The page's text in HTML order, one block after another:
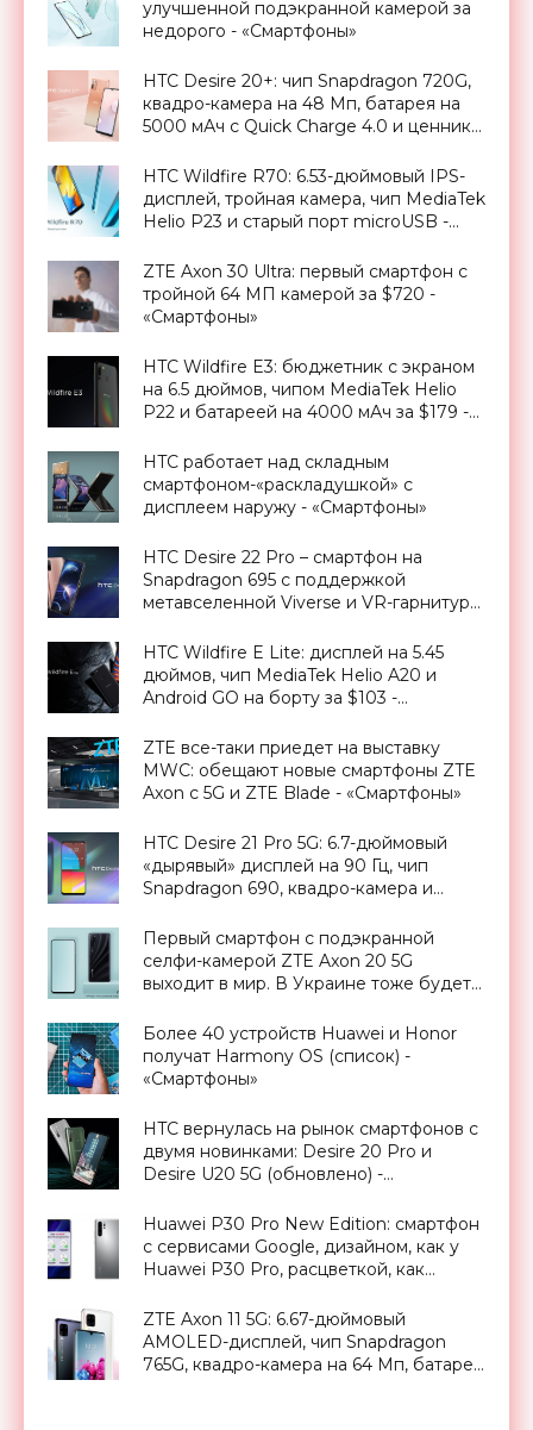
улучшенной подэкранной камерой за
недорого - «Смартфоны»
HTC Desire 20+: чип Snapdragon 720G,
квадро-камера на 48 Мп, батарея на
5000 мАч с Quick Charge 4.0 и ценник в
HTC Wildfire R70: 6.53-дюймовый IPS-
дисплей, тройная камера, чип MediaTek
Helio P23 и старый порт microUSB -
ZTE Axon 30 Ultra: первый смартфон с
тройной 64 МП камерой за $720 -
«Смартфоны»
HTC Wildfire E3: бюджетник c экраном
на 6.5 дюймов, чипом MediaTek Helio
P22 и батареей на 4000 мАч за $179 -
HTC работает над складным
смартфоном-«раскладушкой» с
дисплеем наружу - «Смартфоны»
HTC Desire 22 Pro – смартфон на
Snapdragon 695 с поддержкой
метавселенной Viverse и VR-гарнитуры
HTC Wildfire E Lite: дисплей на 5.45
дюймов, чип MediaTek Helio A20 и
Android GO на борту за $103 -
ZTE все-таки приедет на выставку
MWC: обещают новые смартфоны ZTE
Axon с 5G и ZTE Blade - «Смартфоны»
HTC Desire 21 Pro 5G: 6.7-дюймовый
«дырявый» дисплей на 90 Гц, чип
Snapdragon 690, квадро-камера и
Первый смартфон с подэкранной
селфи-камерой ZTE Axon 20 5G
выходит в мир. В Украине тоже будет -
Более 40 устройств Huawei и Honor
получат Harmony OS (список) -
«Смартфоны»
HTC вернулась на рынок смартфонов с
двумя новинками: Desire 20 Pro и
Desire U20 5G (обновлено) -
Huawei P30 Pro New Edition: смартфон
с сервисами Google, дизайном, как у
Huawei P30 Pro, расцветкой, как
- «Смартфоны»
ZTE Axon 11 5G: 6.67-дюймовый
AMOLED-дисплей, чип Snapdragon
765G, квадро-камера на 64 Мп, батарей